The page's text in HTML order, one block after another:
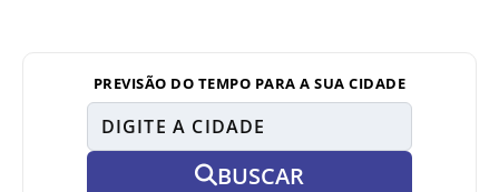
PREVISÃO DO TEMPO PARA A SUA CIDADE
BUSCAR